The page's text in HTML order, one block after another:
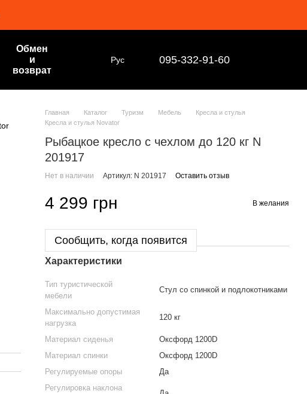
Обмен
и
возврат
Рус 095-332-91-60
Главная Каталог Туризм Мебель
Кресла и стулья
Кресла и стулья Novator
Рыбацкое кресло с чехлом до 120 кг N
201917
Нет в наличии Артикул: N 201917 Оставить отзыв
4 299 грн В желания
Сообщить, когда появится
Характеристики
Тип туристической
мебели
Стул со спинкой и подлокотниками
Максимально допустимая
нагрузка
120 кг
Материал сиденья
Оксфорд 1200D
Материал спинки
Оксфорд 1200D
Регулируемые опоры
Да
Регулировка наклона